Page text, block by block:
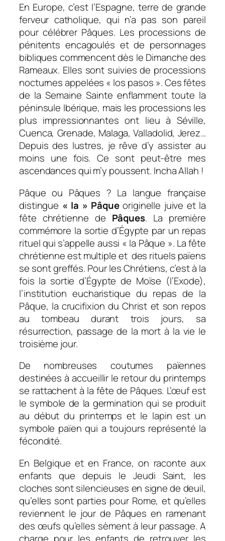
En Europe, c’est l’Espagne, terre de grande
ferveur catholique, qui n’a pas son pareil
pour célébrer Pâques. Les processions de
pénitents encagoulés et de personnages
bibliques commencent dès le Dimanche des
Rameaux. Elles sont suivies de processions
nocturnes appelées « los pasos ». Ces fêtes
de la Semaine Sainte enflamment toute la
péninsule Ibérique, mais les processions les
plus impressionnantes ont lieu à Séville,
Cuenca, Grenade, Malaga, Valladolid, Jerez…
Depuis des lustres, je rêve d’y assister au
moins une fois. Ce sont peut-être mes
ascendances qui m’y poussent. Incha Allah !
Pâque ou Pâques ? La langue française
distingue « la » Pâqueoriginelle juive et la
fête chrétienne de Pâques. La première
commémore la sortie d’Égypte par un repas
rituel qui s’appelle aussi « la Pâque ». La fête
chrétienne est multiple et des rituels païens
se sont greffés. Pour les Chrétiens, c’est à la
fois la sortie d’Égypte de Moïse (l’Exode),
l’institution eucharistique du repas de la
Pâque, la crucifixion du Christ et son repos
au tombeau durant trois jours, sa
résurrection, passage de la mort à la vie le
troisième jour.
De nombreuses coutumes païennes
destinées à accueillir le retour du printemps
se rattachent à la fête de Pâques. L’œuf est
le symbole de la germination qui se produit
au début du printemps et le lapin est un
symbole païen qui a toujours représenté la
fécondité.
En Belgique et en France, on raconte aux
enfants que depuis le Jeudi Saint, les
cloches sont silencieuses en signe de deuil,
qu’elles sont parties pour Rome, et qu’elles
reviennent le jour de Pâques en ramenant
des œufs qu’elles sèment à leur passage. A